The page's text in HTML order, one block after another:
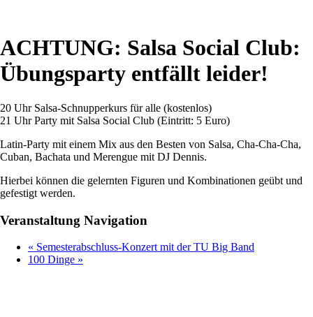
ACHTUNG: Salsa Social Club:
Übungsparty entfällt leider!
20 Uhr Salsa-Schnupperkurs für alle (kostenlos)
21 Uhr Party mit Salsa Social Club (Eintritt: 5 Euro)
Latin-Party mit einem Mix aus den Besten von Salsa, Cha-Cha-Cha,
Cuban, Bachata und Merengue mit DJ Dennis.
Hierbei können die gelernten Figuren und Kombinationen geübt und
gefestigt werden.
Veranstaltung Navigation
« Semesterabschluss-Konzert mit der TU Big Band
100 Dinge »